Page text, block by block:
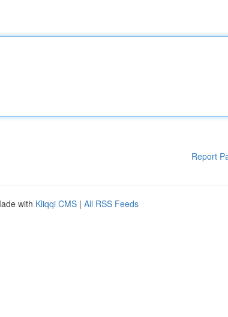
Report
with Kliqqi CMS | All RSS Feeds